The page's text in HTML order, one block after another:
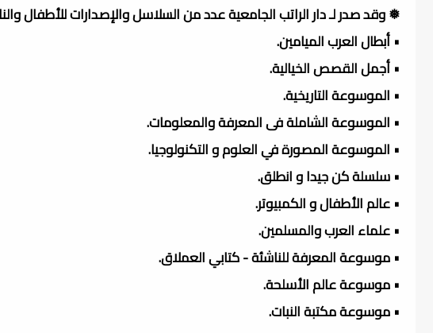
❅ وقد صدر لـ دار الراتب الجامعية عدد من السلاسل والإصدارات للأطفال
• أبطال العرب الميامين.
• أجمل القصص الخيالية.
• الموسوعة التاريخية.
• الموسوعة الشاملة فى المعرفة والمعلومات.
• الموسوعة المصورة في العلوم و التكنولوجيا.
• سلسلة كن جيدا و انطلق.
• عالم الأطفال و الكمبيوتر.
• علماء العرب والمسلمين.
• موسوعة المعرفة للناشئة - كتابي العملاق.
• موسوعة عالم الأسلحة.
• موسوعة مكتبة النبات.